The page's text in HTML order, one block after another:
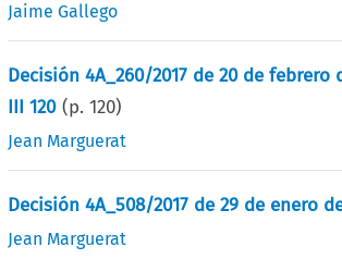
Jaime Gallego
Decisión 4A_260/2017 de 20 de febrero
III 120 (p.120)
Jean Marguerat
Decisión 4A_508/2017 de 29 de enero
Jean Marguerat